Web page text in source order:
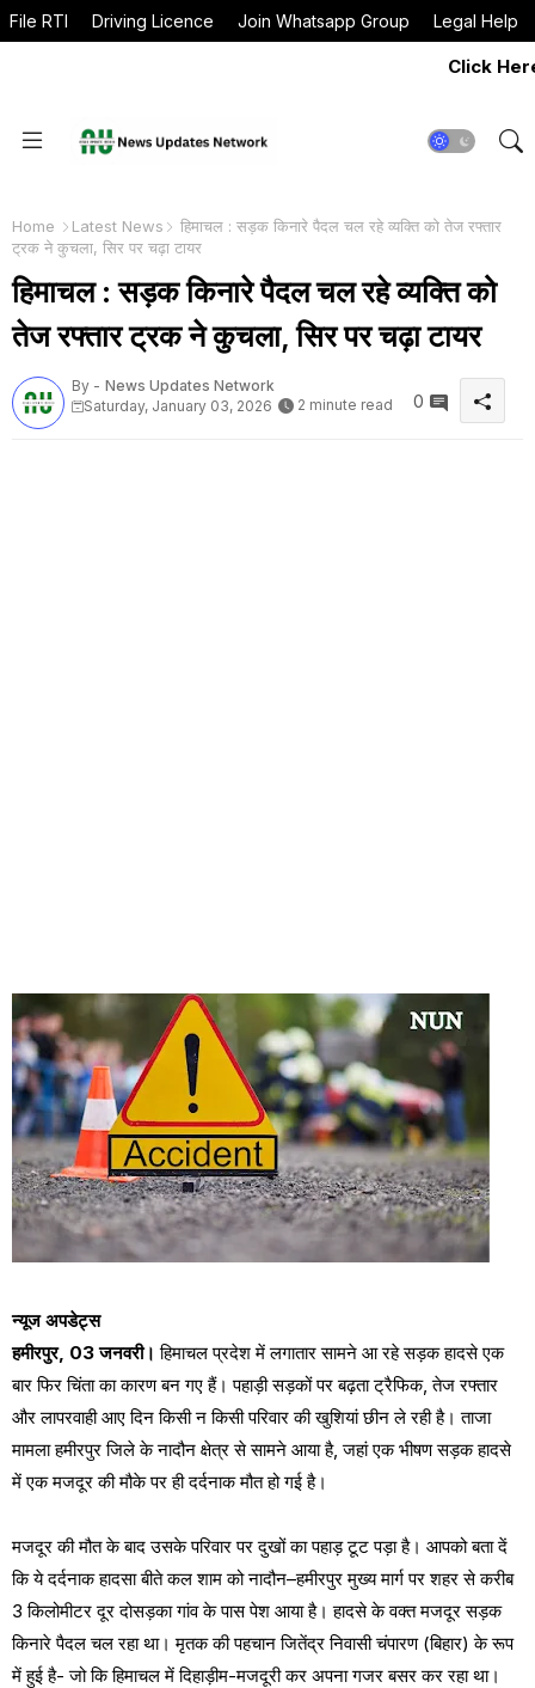
File RTI Driving Licence Join Whatsapp Group Legal Help
Click Here to
Home Latest News
हिमाचल : सड़क किनारे पैदल चल रहे व्यक्ति को तेज रफ्तार
ट्रक ने कुचला, सिर पर चढ़ा टायर
हिमाचल : सड़क किनारे पैदल चल रहे व्यक्ति को
तेज रफ्तार ट्रक ने कुचला, सिर पर चढ़ा टायर
By - News Updates Network
Saturday, January 03, 2026
2 minute read 0
न्यूज अपडेट्स
हमीरपुर, 03 जनवरी।हिमाचल प्रदेश में लगातार सामने आ रहे सड़क हादसे एक
बार फिर चिंता का कारण बन गए हैं। पहाड़ी सड़कों पर बढ़ता ट्रैफिक, तेज रफ्तार
और लापरवाही आए दिन किसी न किसी परिवार की खुशियां छीन ले रही है। ताजा
मामला हमीरपुर जिले के नादौन क्षेत्र से सामने आया है, जहां एक भीषण सड़क हादसे
में एक मजदूर की मौके पर ही दर्दनाक मौत हो गई है।
मजदूर की मौत के बाद उसके परिवार पर दुखों का पहाड़ टूट पड़ा है। आपको बता दें
कि ये दर्दनाक हादसा बीते कल शाम को नादौन–हमीरपुर मुख्य मार्ग पर शहर से करीब
3 किलोमीटर दूर दोसड़का गांव के पास पेश आया है। हादसे के वक्त मजदूर सड़क
किनारे पैदल चल रहा था। मृतक की पहचान जितेंद्र निवासी चंपारण (बिहार) के रूप
में हुई है- जो कि हिमाचल में दिहाड़ीम-मजदूरी कर अपना गजर बसर कर रहा था।